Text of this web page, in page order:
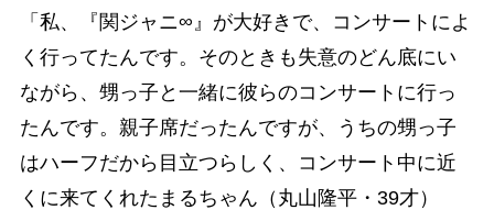
「私、『関ジャニ∞』が大好きで、コンサートによ
く行ってたんです。そのときも失意のどん底にい
ながら、甥っ子と一緒に彼らのコンサートに行っ
たんです。親子席だったんですが、うちの甥っ子
はハーフだから目立つらしく、コンサート中に近
くに来てくれたまるちゃん（丸山隆平・39才）